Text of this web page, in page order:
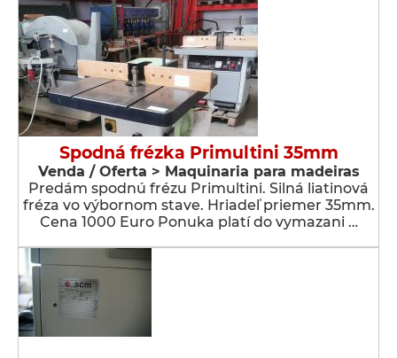
Spodná frézka Primultini 35mm
Venda / Oferta > Maquinaria para madeiras
Predám spodnú frézu Primultini. Silná liatinová
fréza vo výbornom stave. Hriadeľ priemer 35mm.
Cena 1000 Euro Ponuka platí do vymazani …